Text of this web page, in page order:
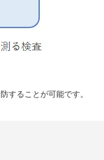
することが可能です。